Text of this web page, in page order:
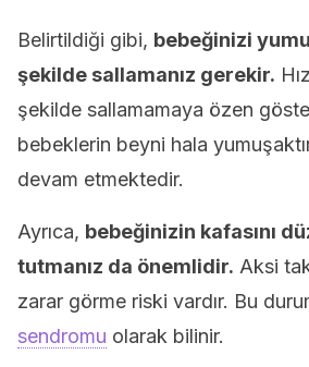
Belirtildiği gibi, bebeğinizi
şekilde sallamanız gerekir.
şekilde sallamamaya özen
bebeklerin beyni hala
devam etmektedir.
Ayrıca, bebeğinizin kafasını
tutmanız da önemlidir. Aksi
zarar görme riski vardır. Bu
sendromu olarak bilinir.